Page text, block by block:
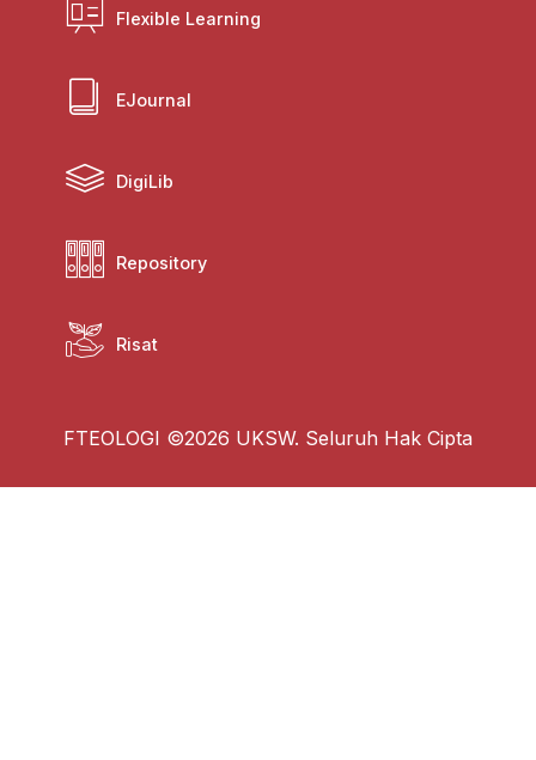
Flexible Learning
EJournal
DigiLib
Repository
Risat
FTEOLOGI ©2026 UKSW. Seluruh Hak Cipta